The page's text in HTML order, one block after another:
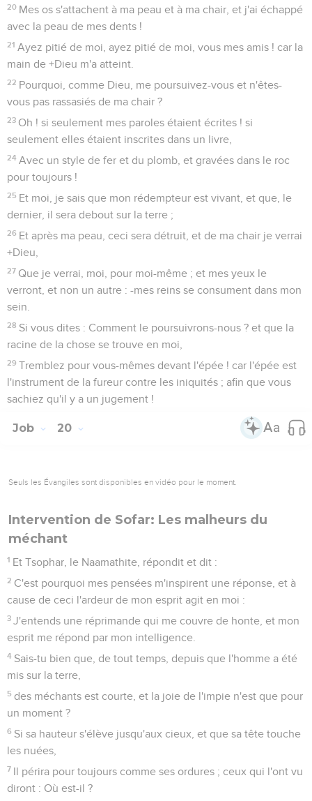
20 Mes os s'attachent à ma peau et à ma chair, et j'ai échappé
avec la peau de mes dents !
21 Ayez pitié de moi, ayez pitié de moi, vous mes amis ! car la
main de +Dieu m'a atteint.
22 Pourquoi, comme Dieu, me poursuivez-vous et n'êtes-
vous pas rassasiés de ma chair ?
23 Oh ! si seulement mes paroles étaient écrites ! si
seulement elles étaient inscrites dans un livre,
24 Avec un style de fer et du plomb, et gravées dans le roc
pour toujours !
25 Et moi, je sais que mon rédempteur est vivant, et que, le
dernier, il sera debout sur la terre ;
26 Et après ma peau, ceci sera détruit, et de ma chair je verrai
+Dieu,
27 Que je verrai, moi, pour moi-même ; et mes yeux le
verront, et non un autre : -mes reins se consument dans mon
sein.
28 Si vous dites : Comment le poursuivrons-nous ? et que la
racine de la chose se trouve en moi,
29 Tremblez pour vous-mêmes devant l'épée ! car l'épée est
l'instrument de la fureur contre les iniquités ; afin que vous
sachiez qu'il y a un jugement !
Job 20
Seuls les Évangiles sont disponibles en vidéo pour le moment.
Intervention de Sofar: Les malheurs du
méchant
1 Et Tsophar, le Naamathite, répondit et dit :
2 C'est pourquoi mes pensées m'inspirent une réponse, et à
cause de ceci l'ardeur de mon esprit agit en moi :
3 J'entends une réprimande qui me couvre de honte, et mon
esprit me répond par mon intelligence.
4 Sais-tu bien que, de tout temps, depuis que l'homme a été
mis sur la terre,
5 des méchants est courte, et la joie de l'impie n'est que pour
un moment ?
6 Si sa hauteur s'élève jusqu'aux cieux, et que sa tête touche
les nuées,
7 Il périra pour toujours comme ses ordures ; ceux qui l'ont vu
diront : Où est-il ?